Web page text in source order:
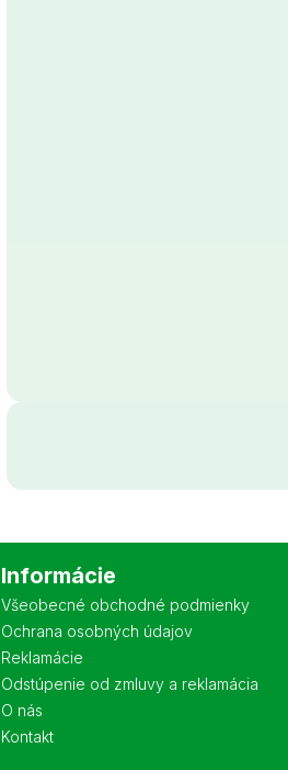
Informácie
Všeobecné obchodné podmienky
Ochrana osobných údajov
Reklamácie
Odstúpenie od zmluvy a reklamácia
O nás
Kontakt